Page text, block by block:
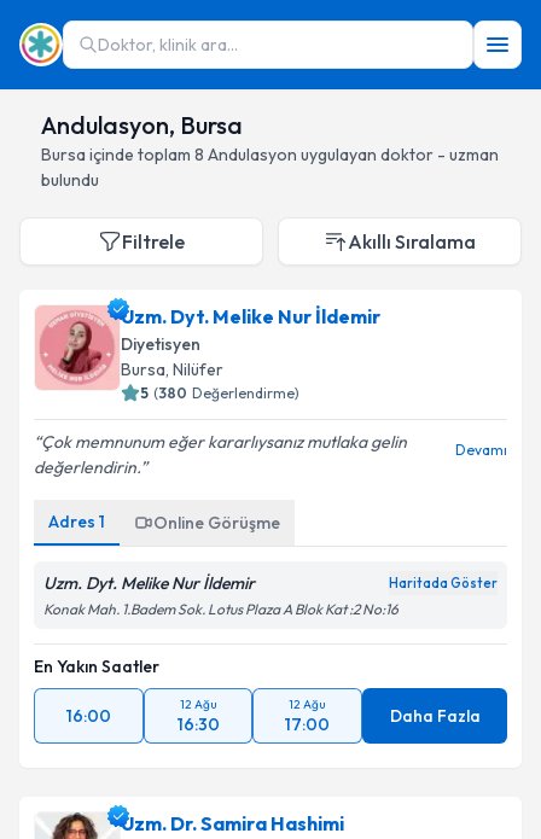
Doktor, klinik ara...
Andulasyon, Bursa
Bursa içinde toplam 8 Andulasyon uygulayan doktor - uzman
bulundu
Filtrele Akıllı Sıralama
Uzm. Dyt. Melike Nur İldemir
Diyetisyen
Bursa, Nilüfer
5 (380 Değerlendirme)
Çok memnunum eğer kararlıysanız mutlaka gelin
değerlendirin.
Devamı
Adres 1 Online Görüşme
Uzm. Dyt. Melike Nur İldemir Haritada Göster
Konak Mah. 1.Badem Sok. Lotus Plaza A Blok Kat :2 No:16
En Yakın Saatler
16:00
12 Ağu
16:30
12 Ağu
17:00 Daha Fazla
Uzm. Dr. Samira Hashimi